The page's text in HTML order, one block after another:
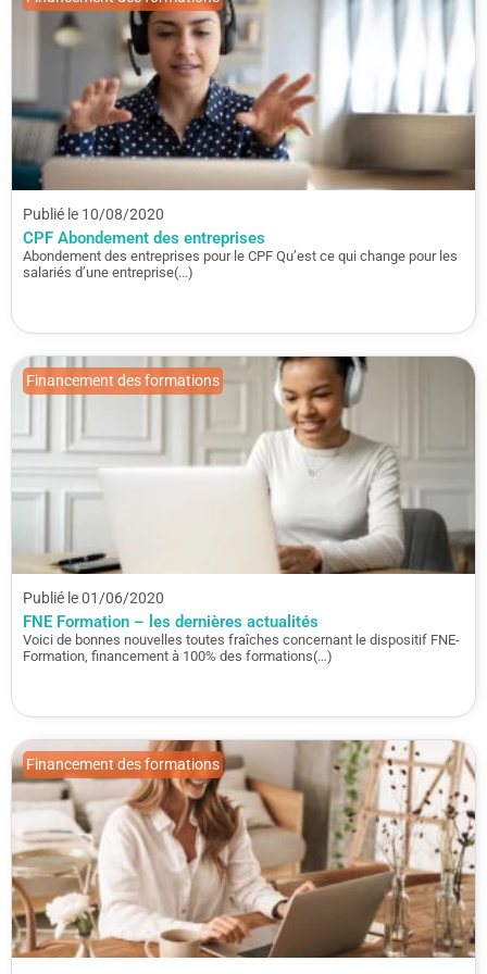
Publié le 10/08/2020
CPF Abondement des entreprises
Abondement des entreprises pour le CPF Qu’est ce qui change pour les
salariés d’une entreprise(…)
Publié le 01/06/2020
FNE Formation – les dernières actualités
Voici de bonnes nouvelles toutes fraîches concernant le dispositif FNE-
Formation, financement à 100% des formations(…)
Financement des formations
Financement des formations